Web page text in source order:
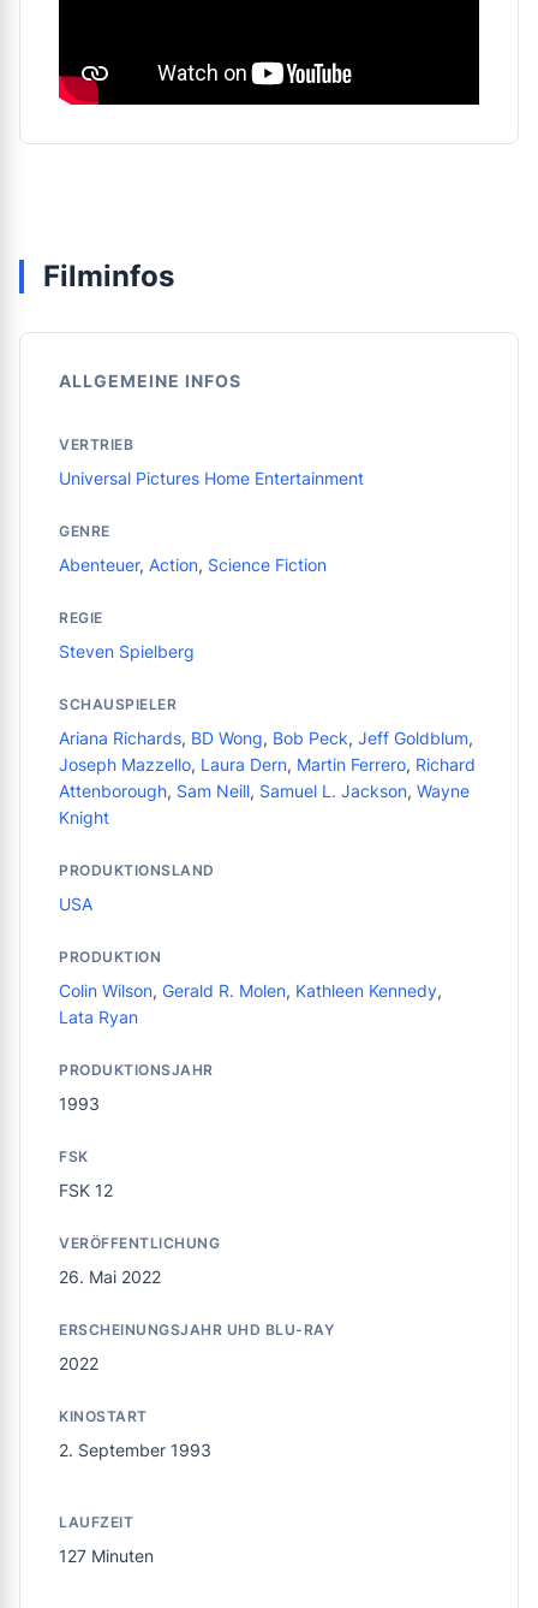
Filminfos
ALLGEMEINE INFOS
VERTRIEB
Universal Pictures Home Entertainment
GENRE
Abenteuer, Action, Science Fiction
REGIE
Steven Spielberg
SCHAUSPIELER
Ariana Richards, BD Wong, Bob Peck, Jeff Goldblum,
Joseph Mazzello, Laura Dern, Martin Ferrero, Richard
Attenborough, Sam Neill, Samuel L. Jackson, Wayne
Knight
PRODUKTIONSLAND
USA
PRODUKTION
Colin Wilson, Gerald R. Molen, Kathleen Kennedy,
Lata Ryan
PRODUKTIONSJAHR
1993
FSK
FSK 12
VERÖFFENTLICHUNG
26. Mai 2022
ERSCHEINUNGSJAHR UHD BLU-RAY
2022
KINOSTART
2. September 1993
LAUFZEIT
127 Minuten